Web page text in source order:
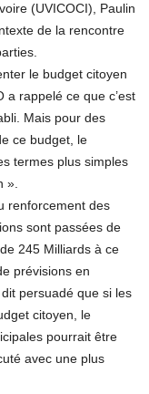
(UVICOCI), Paulin
de la rencontre
le budget citoyen
a rappelé ce que c’est
Mais pour des
ce budget, le
termes plus simples
».
renforcement des
sont passées de
245 Milliards à ce
prévisions en
persuadé que si les
citoyen, le
pourrait être
avec une plus